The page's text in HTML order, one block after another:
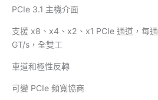
PCIe 3.1 主機介面
支援 x8、x4、x2、x1 PCIe 通道，每
GT/s，全雙工
車道和極性反轉
可變 PCIe 頻寬協商